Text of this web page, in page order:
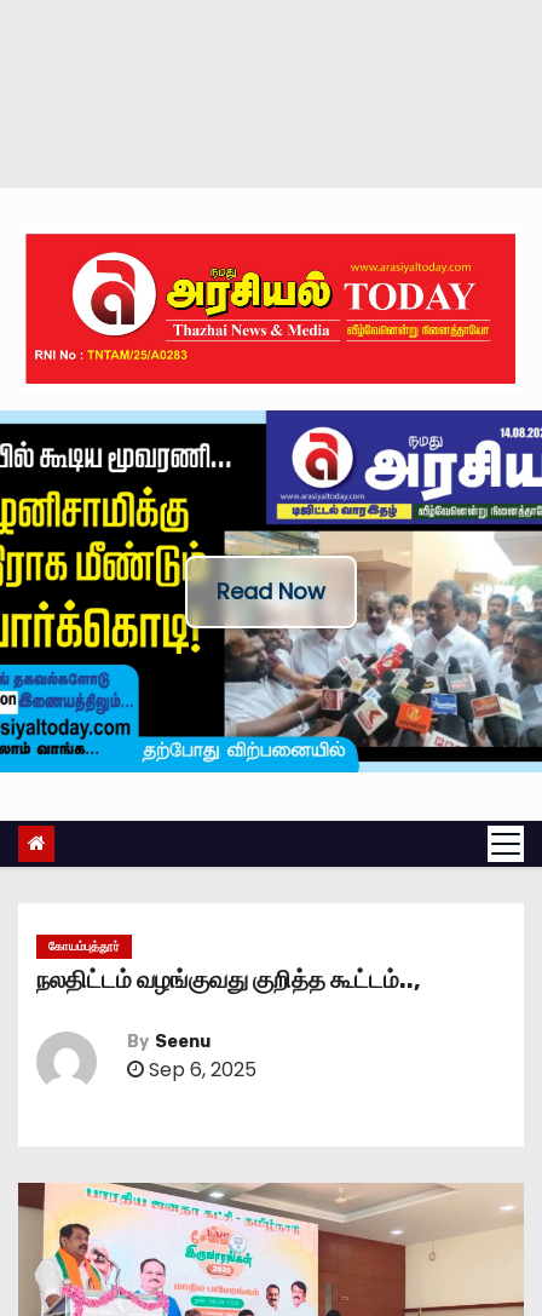
Read Now
கோயம்புத்தூர்
நலதிட்டம் வழங்குவது குறித்த கூட்டம்..,
By Seenu
Sep 6, 2025